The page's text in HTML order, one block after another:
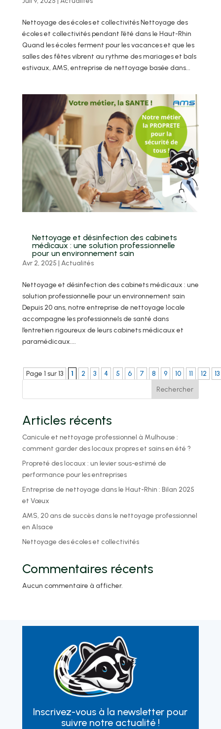
Nettoyage des écoles et collectivités Nettoyage des
écoles et collectivités pendant l’été dans le Haut-Rhin
Quand les écoles ferment pour les vacances et que les
salles des fêtes vibrent au rythme des mariages et bals
estivaux, AMS, entreprise de nettoyage basée dans...
Nettoyage et désinfection des cabinets
médicaux : une solution professionnelle
pour un environnement sain
Avr 2, 2025 | Actualités
Nettoyage et désinfection des cabinets médicaux : une
solution professionnelle pour un environnement sain
Depuis 20 ans, notre entreprise de nettoyage locale
accompagne les professionnels de santé dans
l’entretien rigoureux de leurs cabinets médicaux et
paramédicaux....
Page 1 sur 13 1 2 3 4 5 6 7 8 9 10 11 12
13
Rechercher
Articles récents
Canicule et nettoyage professionnel à Mulhouse :
comment garder des locaux propres et sains en été ?
Propreté des locaux : un levier sous-estimé de
performance pour les entreprises
Entreprise de nettoyage dans le Haut-Rhin : Bilan 2025
et Vœux
AMS, 20 ans de succès dans le nettoyage professionnel
en Alsace
Nettoyage des écoles et collectivités
Commentaires récents
Aucun commentaire à afficher.
Inscrivez-vous à la newsletter pour
suivre notre actualité !